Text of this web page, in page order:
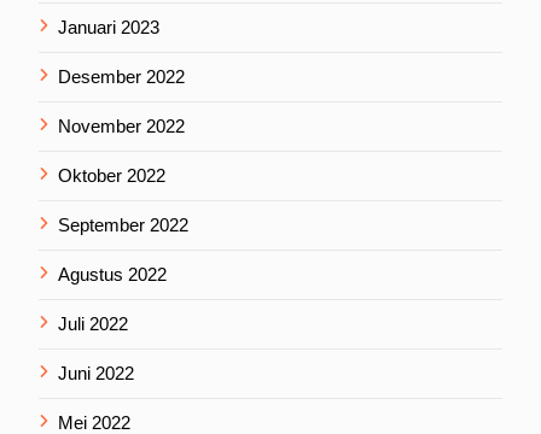
Januari 2023
Desember 2022
November 2022
Oktober 2022
September 2022
Agustus 2022
Juli 2022
Juni 2022
Mei 2022